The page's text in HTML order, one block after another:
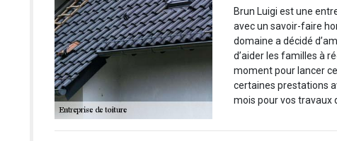
Brun Luigi est une
avec un savoir-faire
domaine a décidé
d’aider les familles à
moment pour lancer
certaines prestations
mois pour vos travaux